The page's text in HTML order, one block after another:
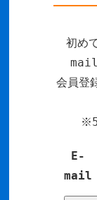
初め
mail
会員登
※5
E-
mail